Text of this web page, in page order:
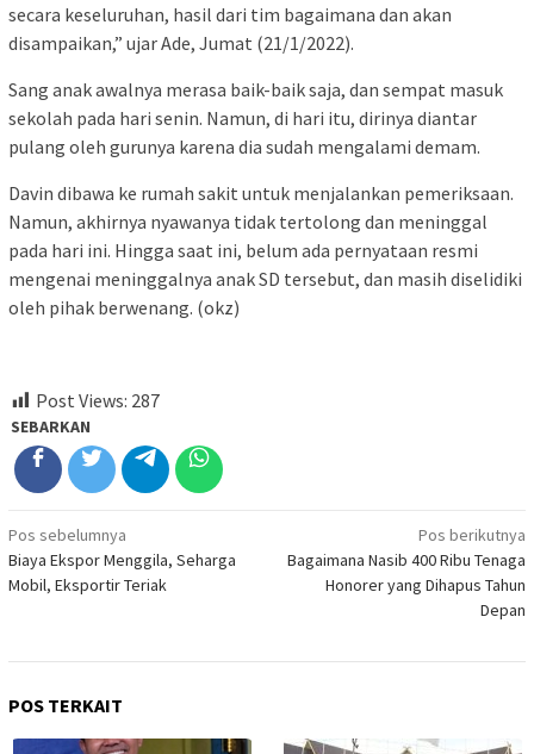
secara keseluruhan, hasil dari tim bagaimana dan akan
disampaikan,” ujar Ade, Jumat (21/1/2022).
Sang anak awalnya merasa baik-baik saja, dan sempat masuk
sekolah pada hari senin. Namun, di hari itu, dirinya diantar
pulang oleh gurunya karena dia sudah mengalami demam.
Davin dibawa ke rumah sakit untuk menjalankan pemeriksaan.
Namun, akhirnya nyawanya tidak tertolong dan meninggal
pada hari ini. Hingga saat ini, belum ada pernyataan resmi
mengenai meninggalnya anak SD tersebut, dan masih diselidiki
oleh pihak berwenang. (okz)
Post Views: 287
SEBARKAN
Navigasi
pos
Pos sebelumnya
Biaya Ekspor Menggila, Seharga
Mobil, Eksportir Teriak
Pos berikutnya
Bagaimana Nasib 400 Ribu Tenaga
Honorer yang Dihapus Tahun
Depan
POS TERKAIT